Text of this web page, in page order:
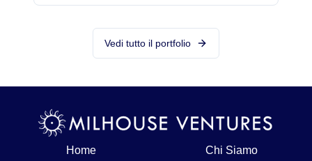
Vedi tutto il portfolio
Home Chi Siamo